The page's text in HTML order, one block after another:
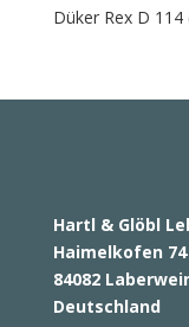
Düker Rex D 114
Hartl & Glöbl
Haimelkofen 74
84082
Deutschland